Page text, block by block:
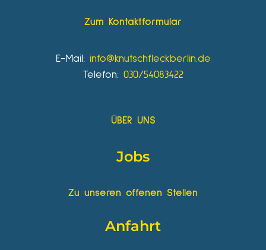
Zum Kontaktformular
E-Mail: info@knutschfleckberlin.de
Telefon: 030/54083422
ÜBER UNS
Jobs
Zu unseren offenen Stellen
Anfahrt